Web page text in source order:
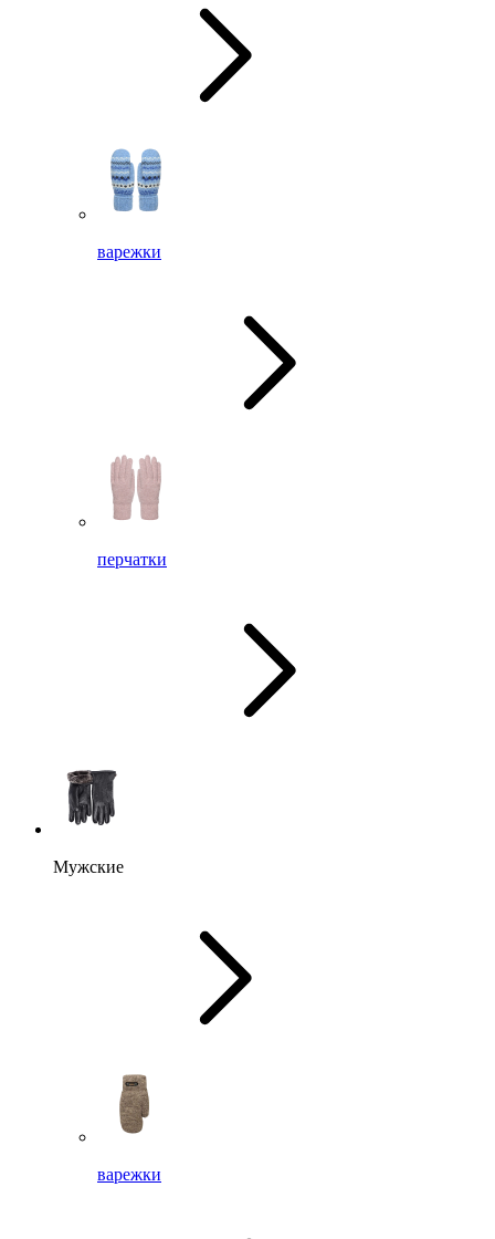
варежки
перчатки
Мужские
варежки